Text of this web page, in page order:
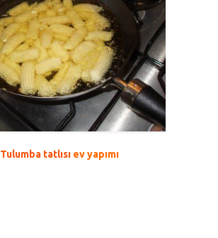
Tulumba tatlısı ev yapımı